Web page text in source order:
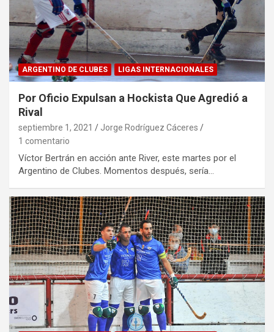
ARGENTINO DE CLUBES LIGAS INTERNACIONALES
Por Oficio Expulsan a Hockista Que Agredió a
Rival
septiembre 1, 2021
Jorge Rodríguez Cáceres
1 comentario
Víctor Bertrán en acción ante River, este martes por el
Argentino de Clubes. Momentos después, sería…